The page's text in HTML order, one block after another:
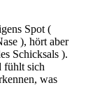
Spot (
), hört aber
Schicksals ).
fühlt sich
was